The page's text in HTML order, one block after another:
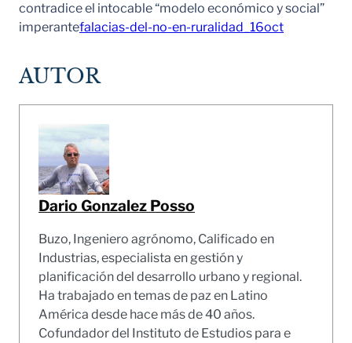
contradice el intocable “modelo económico y social”
imperantefalacias-del-no-en-ruralidad_16oct
AUTOR
Dario Gonzalez Posso
Buzo, Ingeniero agrónomo, Calificado en
Industrias, especialista en gestión y
planificación del desarrollo urbano y regional.
Ha trabajado en temas de paz en Latino
América desde hace más de 40 años.
Cofundador del Instituto de Estudios para e